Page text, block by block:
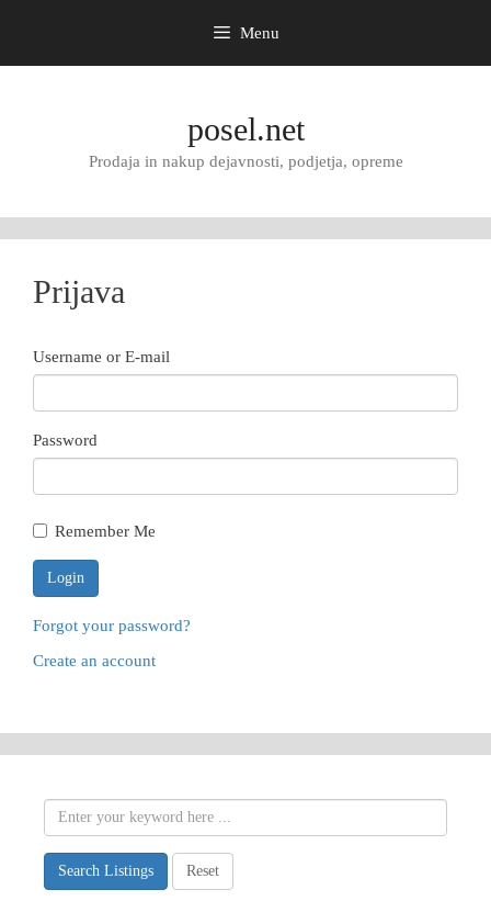
Menu
posel.net
Prodaja in nakup dejavnosti, podjetja, opreme
Prijava
Username or E-mail
Password
Remember Me
Forgot your password?
Create an account
Search Listings Reset